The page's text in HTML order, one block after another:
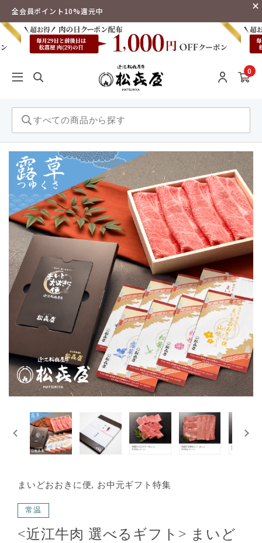
全会員ポイント10%還元中
0
まいどおおきに便, お中元ギフト特集
常温
<近江牛肉 選べるギフト> まいど